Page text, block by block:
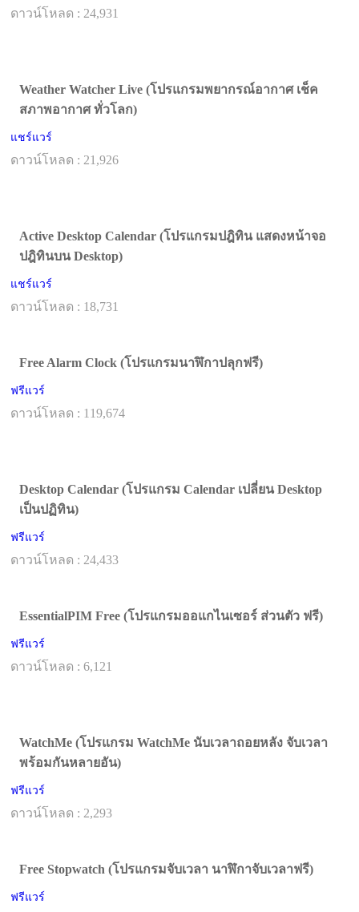
ดาวน์โหลด : 24,931
Weather Watcher Live (โปรแกรมพยากรณ์อากาศ เช็ค
สภาพอากาศ ทั่วโลก)
แชร์แวร์
ดาวน์โหลด : 21,926
Active Desktop Calendar (โปรแกรมปฎิทิน แสดงหน้าจอ
ปฎิทินบน Desktop)
แชร์แวร์
ดาวน์โหลด : 18,731
Free Alarm Clock (โปรแกรมนาฬิกาปลุกฟรี)
ฟรีแวร์
ดาวน์โหลด : 119,674
Desktop Calendar (โปรแกรม Calendar เปลี่ยน Desktop
เป็นปฏิทิน)
ฟรีแวร์
ดาวน์โหลด : 24,433
EssentialPIM Free (โปรแกรมออแกไนเซอร์ ส่วนตัว ฟรี)
ฟรีแวร์
ดาวน์โหลด : 6,121
WatchMe (โปรแกรม WatchMe นับเวลาถอยหลัง จับเวลา
พร้อมกันหลายอัน)
ฟรีแวร์
ดาวน์โหลด : 2,293
Free Stopwatch (โปรแกรมจับเวลา นาฬิกาจับเวลาฟรี)
ฟรีแวร์